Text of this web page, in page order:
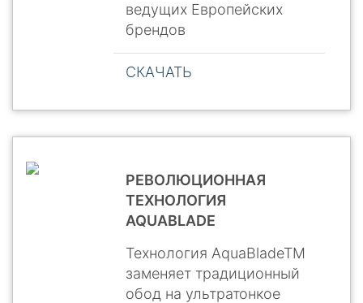
ведущих Европейских
брендов
СКАЧАТЬ
РЕВОЛЮЦИОННАЯ
ТЕХНОЛОГИЯ
AQUABLADE
Технология AquaBladeTM
заменяет традиционный
обод на ультратонкое